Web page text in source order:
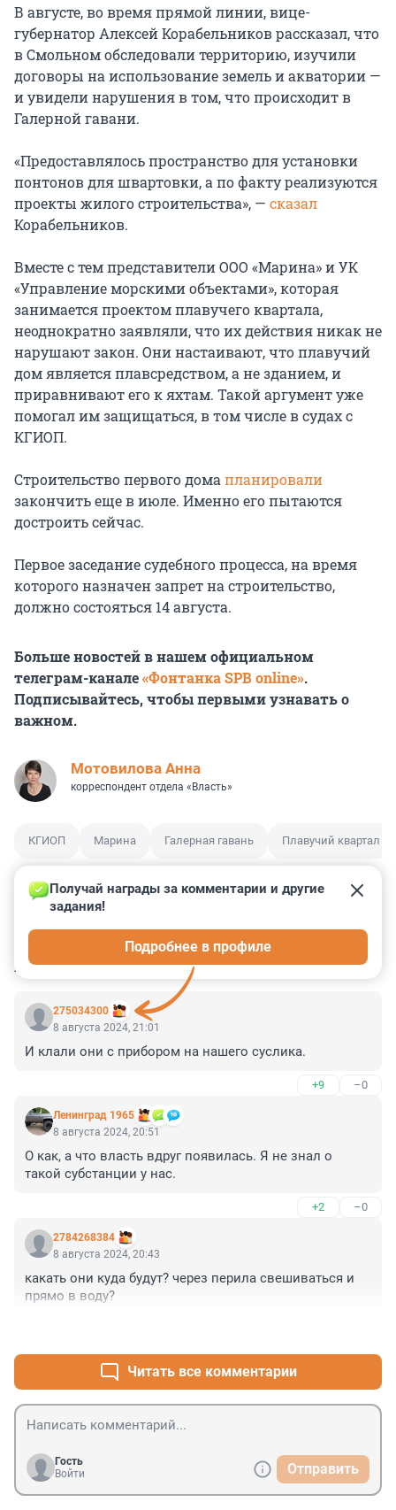
В августе, во время прямой линии, вице-
губернатор Алексей Корабельников рассказал, что
в Смольном обследовали территорию, изучили
договоры на использование земель и акватории —
и увидели нарушения в том, что происходит в
Галерной гавани.
«Предоставлялось пространство для установки
понтонов для швартовки, а по факту реализуются
проекты жилого строительства», — сказал
Корабельников.
Вместе с тем представители ООО «Марина» и УК
«Управление морскими объектами», которая
занимается проектом плавучего квартала,
неоднократно заявляли, что их действия никак не
нарушают закон. Они настаивают, что плавучий
дом является плавсредством, а не зданием, и
приравнивают его к яхтам. Такой аргумент уже
помогал им защищаться, в том числе в судах с
КГИОП.
Строительство первого дома планировали
закончить еще в июле. Именно его пытаются
достроить сейчас.
Первое заседание судебного процесса, на время
которого назначен запрет на строительство,
должно состояться 14 августа.
Больше новостей в нашем официальном
телеграм-канале«Фонтанка SPB online».
Подписывайтесь, чтобы первыми узнавать о
важном.
Мотовилова Анна
корреспондент отдела «Власть»
КГИОП Марина Галерная гавань Плавучий квартал
КОММЕНТАРИИ 19
275034300
Получай награды за комментарии и другие
задания!
Подробнее в профиле
8 августа 2024, 21:01
И клали они с прибором на нашего суслика.
+9 –0
Ленинград 1965
8 августа 2024, 20:51
О как, а что власть вдруг появилась. Я не знал о
такой субстанции у нас.
+2 –0
2784268384
8 августа 2024, 20:43
какать они куда будут? через перила свешиваться и
прямо в воду?
Читать все комментарии
Гость
Войти
Отправить